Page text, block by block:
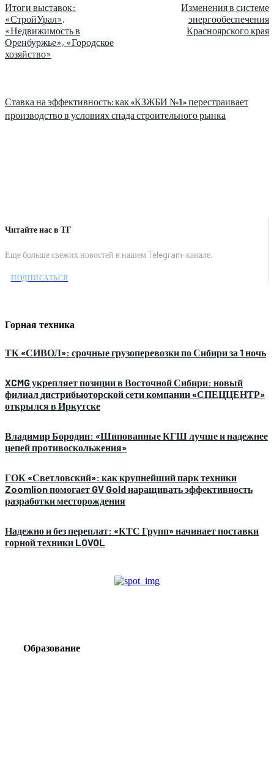
Читайте нас в ТГ
Еще больше свежих новостей в нашем Telegram-канале.
ПОДПИСАТЬСЯ
Горная техника
ТК «СИВОЛ»: срочные грузоперевозки по Сибири за 1 ночь
XCMG укрепляет позиции в Восточной Сибири: новый
филиал дистрибьюторской сети компании «СПЕЦЦЕНТР»
открылся в Иркутске
Владимир Бородин: «Шипованные КГШ лучше и надежнее
цепей противоскольжения»
ГОК «Светловский»: как крупнейший парк техники
Zoomlion помогает GV Gold наращивать эффективность
разработки месторождения
Надежно и без переплат: «КТС Групп» начинает поставки
горной техники LOVOL
Образование
Итоги выставок:
«СтройУрал»,
«Недвижимость в
Оренбуржье», «Городское
хозяйство»
Изменения в системе
энергообеспечения
Красноярского края
Ставка на эффективность: как «КЗЖБИ №1» перестраивает
производство в условиях спада строительного рынка